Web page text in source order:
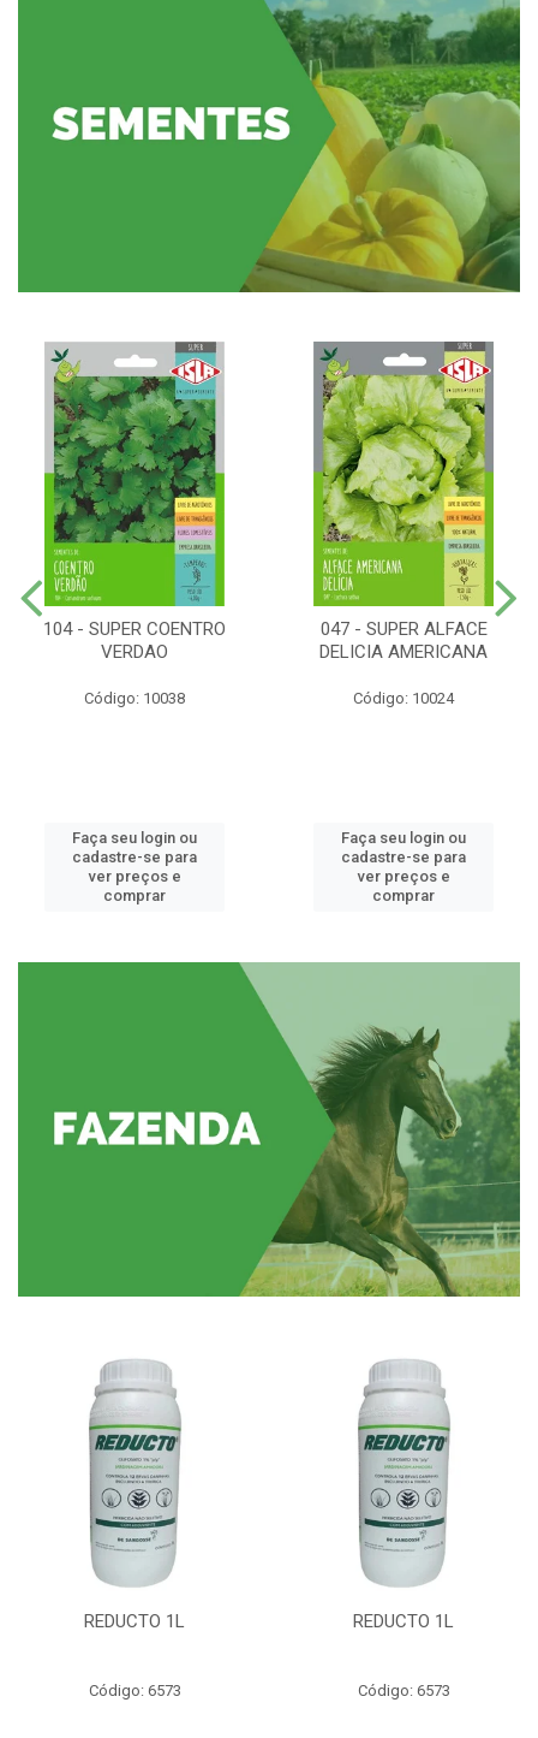
104 - SUPER COENTRO
VERDAO
Código: 10038
Faça seu login ou
cadastre-se para
ver preços e
comprar
047 - SUPER ALFACE
DELICIA AMERICANA
Código: 10024
Faça seu login ou
cadastre-se para
ver preços e
comprar
REDUCTO 1L
Código: 6573
REDUCTO 1L
Código: 6573